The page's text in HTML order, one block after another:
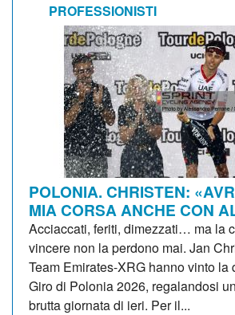
PROFESSIONISTI
POLONIA. CHRISTEN:
MIA CORSA ANCHE CON
Acciaccati, feriti, dimezzati… ma la
vincere non la perdono mai. Jan
Team Emirates-XRG hanno vinto la
Giro di Polonia 2026, regalandosi
brutta giornata di ieri. Per il...